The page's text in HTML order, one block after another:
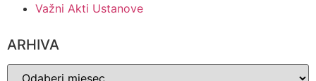
Važni Akti Ustanove
ARHIVA